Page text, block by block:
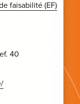
faisabilité (EF)
40